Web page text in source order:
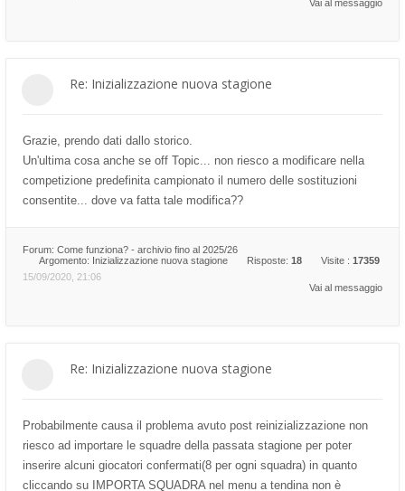
Vai al messaggio
Re: Inizializzazione nuova stagione
Grazie, prendo dati dallo storico.
Un'ultima cosa anche se off Topic... non riesco a modificare nella
competizione predefinita campionato il numero delle sostituzioni
consentite... dove va fatta tale modifica??
Forum: Come funziona? - archivio fino al 2025/26
Argomento: Inizializzazione nuova stagione Risposte: 18 Visite : 17359
15/09/2020, 21:06
Vai al messaggio
Re: Inizializzazione nuova stagione
Probabilmente causa il problema avuto post reinizializzazione non
riesco ad importare le squadre della passata stagione per poter
inserire alcuni giocatori confermati(8 per ogni squadra) in quanto
cliccando su IMPORTA SQUADRA nel menu a tendina non è